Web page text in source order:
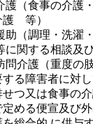
食事の介護・
護 等）
調理・洗濯
する相談及
護（重度の肢
る障害者に対
つ又は食事の
める便宣及び